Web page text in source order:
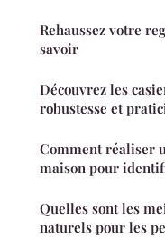
Rehaussez votre
savoir
Découvrez les
robustesse et
Comment réaliser
maison pour
Quelles sont les
naturels pour les